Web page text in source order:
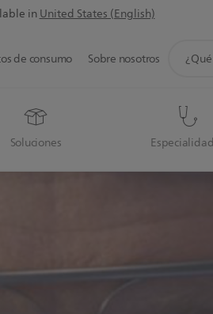
inUnited States (English)
Soluciones
de consumo Sobre nosotros